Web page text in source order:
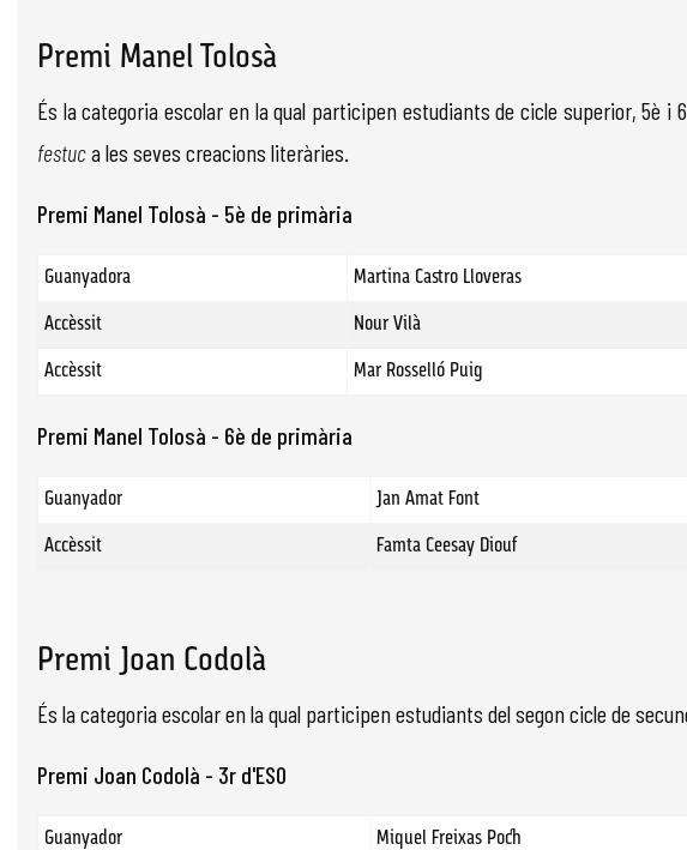
Premi Manel Tolosà
És la categoria escolar en la qual participen estudiants de cicle superior, 5è
festuca les seves creacions literàries.
Premi Manel Tolosà - 5è de primària
Guanyadora Martina Castro Lloveras
Accèssit Nour Vilà
Accèssit Mar Rosselló Puig
Premi Manel Tolosà - 6è de primària
Guanyador Jan Amat Font
Accèssit Famta Ceesay Diouf
Premi Joan Codolà
És la categoria escolar en la qual participen estudiants del segon cicle de
Premi Joan Codolà - 3r d'ESO
Guanyador Miquel Freixas Poch